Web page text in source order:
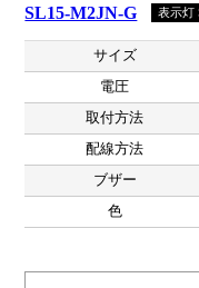
SL15-M2JN-G 表示灯
サイズ
電圧
取付方法
配線方法
ブザー
色